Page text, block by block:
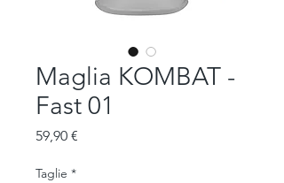
Maglia KOMBAT -
Fast 01
59,90 €
Taglie *